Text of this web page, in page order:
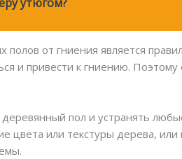
от гниения является
и привести к гниению.
пол и устранять
цвета или текстуры дерева,